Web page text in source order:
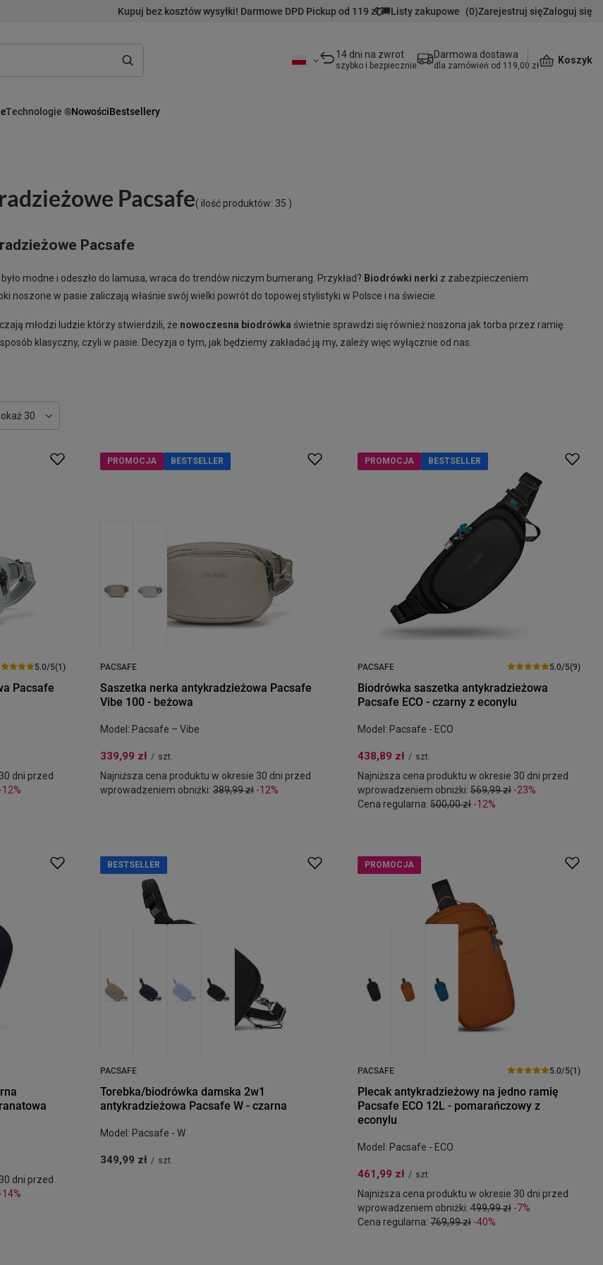
Kupuj bez kosztów wysyłki! Darmowe DPD Pickup od 119 zł 🚚Listy zakupowe (0)Zarejestruj sięZaloguj się
14 dni na zwrot
szybko i bezpiecznie
Darmowa dostawa
dla zamówień od 119,00 zł
Koszyk
Technologie ®NowościBestsellery
Pacsafe( ilość produktów: 35 )
Pacsafe
modne i odeszło do lamusa, wraca do trendów niczym bumerang. Przykład? Biodrówki nerki z zabezpieczeniem
noszone w pasie zaliczają właśnie swój wielki powrót do topowej stylistyki w Polsce i na świecie.
młodzi ludzie którzy stwierdzili, że nowoczesna biodrówka świetnie sprawdzi się również noszona jak torba przez ramię.
klasyczny, czyli w pasie. Decyzja o tym, jak będziemy zakładać ją my, zależy więc wyłącznie od nas.
ilość wyświetlanych produktów
30
5.0/5(1)
Pacsafe
dni przed
-12%
PROMOCJA BESTSELLER
PACSAFE
Saszetka nerka antykradzieżowa Pacsafe
Vibe 100 - beżowa
Model: Pacsafe – Vibe
339,99 zł / szt.
Najniższa cena produktu w okresie 30 dni przed
wprowadzeniem obniżki: 389,99 zł -12%
PROMOCJA BESTSELLER
PACSAFE 5.0/5(9)
Biodrówka saszetka antykradzieżowa
Pacsafe ECO - czarny z econylu
Model: Pacsafe - ECO
438,89 zł / szt.
Najniższa cena produktu w okresie 30 dni przed
wprowadzeniem obniżki: 569,99 zł -23%
Cena regularna: 500,00 zł -12%
dni przed
-14%
BESTSELLER
PACSAFE
Torebka/biodrówka damska 2w1
antykradzieżowa Pacsafe W - czarna
Model: Pacsafe - W
349,99 zł / szt.
PROMOCJA
PACSAFE 5.0/5(1)
Plecak antykradzieżowy na jedno ramię
Pacsafe ECO 12L - pomarańczowy z
econylu
Model: Pacsafe - ECO
461,99 zł / szt.
Najniższa cena produktu w okresie 30 dni przed
wprowadzeniem obniżki: 499,99 zł -7%
Cena regularna: 769,99 zł -40%